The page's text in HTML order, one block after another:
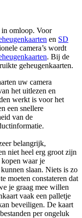
in omloop. Voor
en SD
camera’s wordt
. Bij de
geheugenkaarten.
uw camera
het uitlezen en
werkt is voor het
een snellere
van de
belangrijk,
niet heel erg groot zijn
kopen waar je
slaan. Niets is zo
moeten constateren dat
je graag mee willen
vaak een palletje
beveiligen. De kaart
per ongeluk